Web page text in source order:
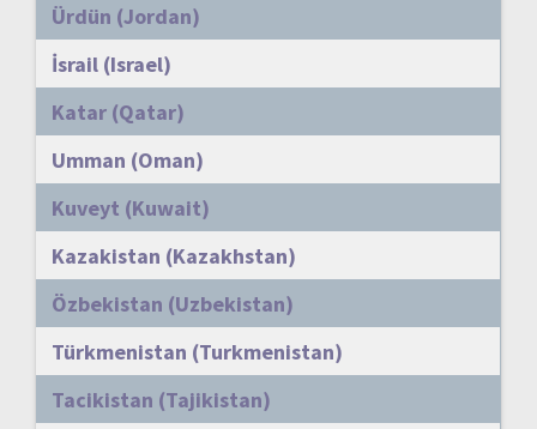
Ürdün (Jordan)
İsrail (Israel)
Katar (Qatar)
Umman (Oman)
Kuveyt (Kuwait)
Kazakistan (Kazakhstan)
Özbekistan (Uzbekistan)
Türkmenistan (Turkmenistan)
Tacikistan (Tajikistan)